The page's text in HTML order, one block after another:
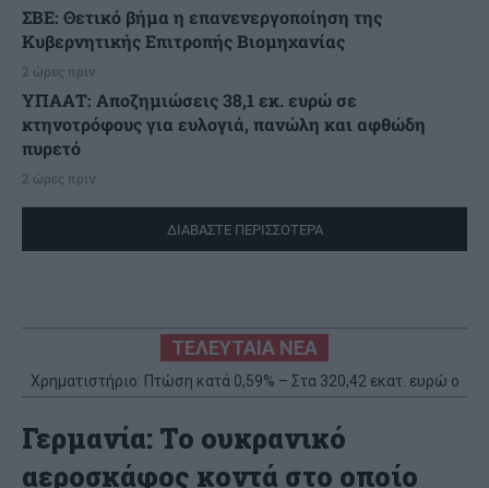
ΣΒΕ: Θετικό βήμα η επανενεργοποίηση της
Κυβερνητικής Επιτροπής Βιομηχανίας
2 ώρες πριν
ΥΠΑΑΤ: Αποζημιώσεις 38,1 εκ. ευρώ σε
κτηνοτρόφους για ευλογιά, πανώλη και αφθώδη
πυρετό
2 ώρες πριν
ΔΙΑΒΑΣΤΕ ΠΕΡΙΣΣΟΤΕΡΑ